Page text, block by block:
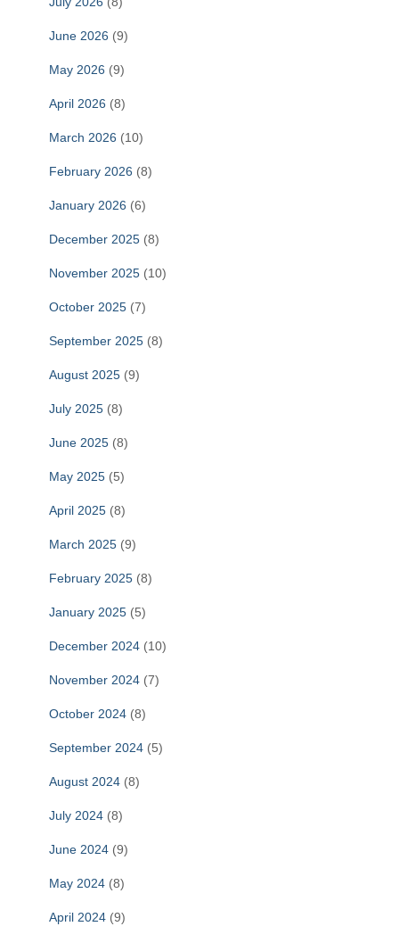
June 2026 (9)
May 2026 (9)
April 2026 (8)
March 2026 (10)
February 2026 (8)
January 2026 (6)
December 2025 (8)
November 2025 (10)
October 2025 (7)
September 2025 (8)
August 2025 (9)
July 2025 (8)
June 2025 (8)
May 2025 (5)
April 2025 (8)
March 2025 (9)
February 2025 (8)
January 2025 (5)
December 2024 (10)
November 2024 (7)
October 2024 (8)
September 2024 (5)
August 2024 (8)
July 2024 (8)
June 2024 (9)
May 2024 (8)
April 2024 (9)